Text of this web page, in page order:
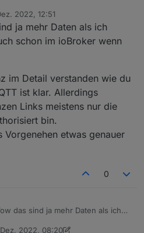
2022, 12:51
ja mehr Daten als ich
schon im ioBroker wenn
im Detail verstanden wie du
ist klar. Allerdings
Links meistens nur die
bin.
etwas genauer
0
das sind ja mehr Daten als ich
2022, 08:20